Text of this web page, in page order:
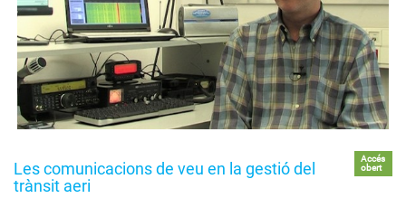
Les comunicacions de veu en la gestió del
trànsit aeri
Accés
obert